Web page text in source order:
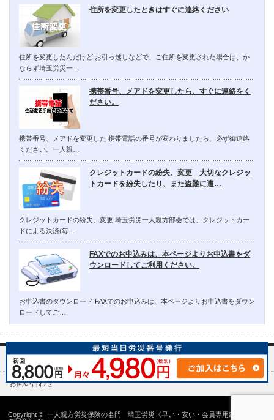
住所を変更したときはすぐに連絡ください
住所を変更したんだけど お引っ越しなどで、ご住所を変更された場合は、か
ならず埼玉労災一…
携帯番号、メアドを変更したら、すぐに連絡をく
ださい。
携帯番号、メアドを変更した 携帯電話の番号が変わりましたら、必ず御連絡
ください。一人親…
クレジットカードの紛失、変更 大切なクレジッ
トカードを紛失したり、また盗難に遭…
クレジットカードの紛失、変更 埼玉労災一人親方部会では、クレジットカー
ドによる決済(毎…
FAXでのお申込みは、本ページよりお申込書をダ
ウンロードしてご利用ください。
お申込書のダウンロード FAXでのお申込みは、本ページよりお申込書をダウン
ロードしてご…
埼玉労災一人親方部会について
お問い合わせ
Copyright ©一人親方労災保険の名門 埼玉労災《早い・安い・会員専用建設国保の